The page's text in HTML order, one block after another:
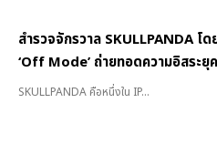
สำรวจจักรวาล SKULLPANDA
‘Off Mode’ ถ่ายทอดความอิสระยุ
SKULLPANDA คือหนึ่งใน IP...